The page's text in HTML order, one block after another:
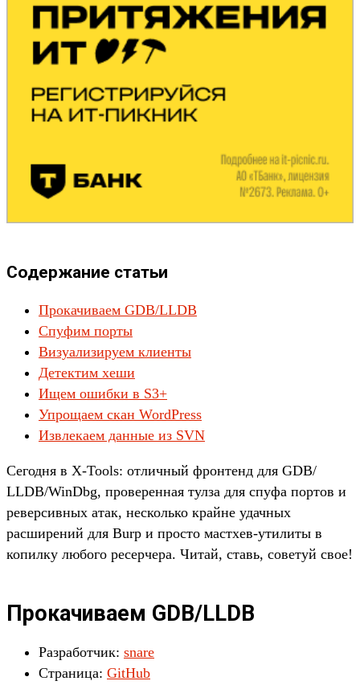
Содержание статьи
Прокачиваем GDB/LLDB
Спуфим порты
Визуализируем клиенты
Детектим хеши
Ищем ошибки в S3+
Упрощаем скан WordPress
Извлекаем данные из SVN
Сегодня в X-Tools: отличный фронтенд для GDB/
LLDB/WinDbg, проверенная тулза для спуфа портов и
реверсивных атак, несколько крайне удачных
расширений для Burp и просто мастхев-утилиты в
копилку любого ресерчера. Читай, ставь, советуй свое!
Прокачиваем GDB/LLDB
Разработчик: snare
Страница: GitHub